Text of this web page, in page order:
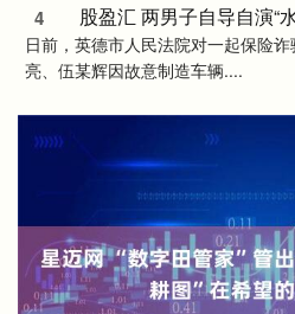
4
日前，英德市人民法院对一起保险
亮、伍某辉因故意制造车辆....